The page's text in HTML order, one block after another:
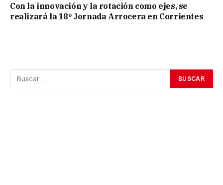
Con la innovación y la rotación como ejes, se
realizará la 18º Jornada Arrocera en Corrientes